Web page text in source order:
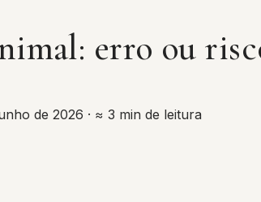
erro ou
de 2026 · ≈ 3 min de leitura